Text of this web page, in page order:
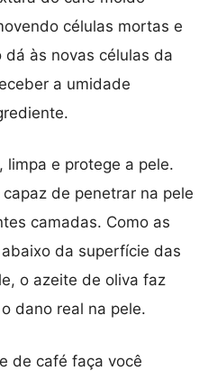
células mortas e
dá às novas células da
a umidade
e protege a pele.
de penetrar na pele
camadas. Como as
da superfície das
o azeite de oliva faz
dano real na pele.
de café faça você